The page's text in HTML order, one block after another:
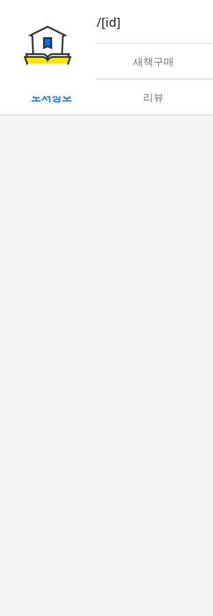
book/rent/[id]
대여 새책구매
도서정보 리뷰